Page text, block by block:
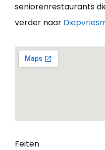
seniorenrestaurants
verder naar
Feiten